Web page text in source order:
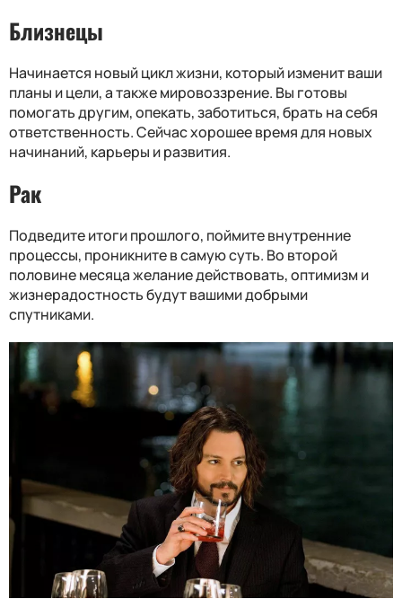
Близнецы
Начинается новый цикл жизни, который изменит ваши
планы и цели, а также мировоззрение. Вы готовы
помогать другим, опекать, заботиться, брать на себя
ответственность. Сейчас хорошее время для новых
начинаний, карьеры и развития.
Рак
Подведите итоги прошлого, поймите внутренние
процессы, проникните в самую суть. Во второй
половине месяца желание действовать, оптимизм и
жизнерадостность будут вашими добрыми
спутниками.